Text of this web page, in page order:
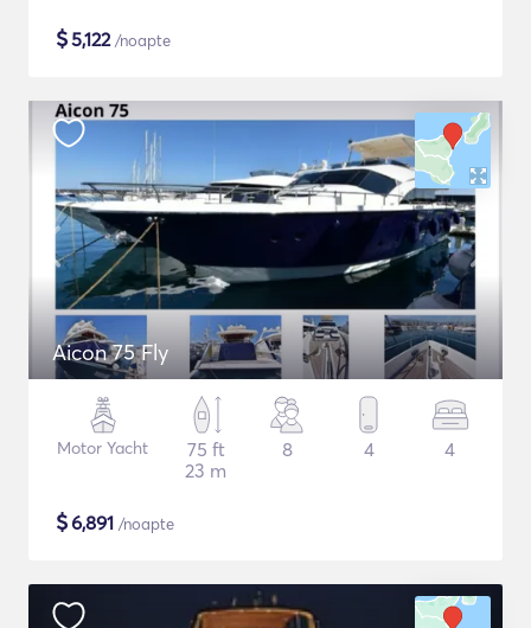
$5,122/noapte
Aicon 75 Fly
Motor Yacht
75 ft
23 m
8 4 4
$6,891 /noapte